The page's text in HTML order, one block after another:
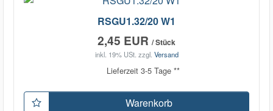
RSGU1.32/20 W1
2,45 EUR / Stück
inkl. 19% USt. zzgl. Versand
Lieferzeit 3-5 Tage **
Warenkorb